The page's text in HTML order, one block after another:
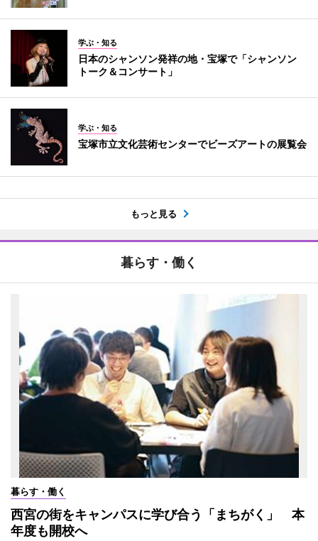
学ぶ・知る
日本のシャンソン発祥の地・宝塚で「シャンソン
トーク＆コンサート」
学ぶ・知る
宝塚市立文化芸術センターでビーズアートの展覧会
もっと見る
暮らす・働く
暮らす・働く
西宮の街をキャンパスに学び合う「まちがく」 本
年度も開校へ